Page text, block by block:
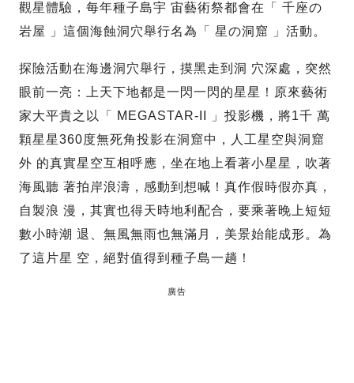
觀星體驗，每年種子島宇 宙藝術祭都會在「 千座の
岩屋 」這個海蝕洞穴舉行名為「 星の洞窟 」活動。
探險活動在海邊洞穴舉行，摸黑走到洞 穴深處，突然
眼前一亮：上天下地都是一閃一閃的星星！原來藝術
家大平貴之以「 MEGASTAR-II 」投影機，將1千 萬
顆星星360度無死角投影在洞窟中，人工星空與洞窟
外 的真實星空互相呼應，坐在地上看著小星星，吹著
海風聽 著拍岸浪濤，感動到想喊！真作假時假亦真，
自製浪 漫，其實也得天時地利配合，要乘著晚上短短
數小時潮 退、無風無雨也無滿月，美景始能成形。為
了這片星 空，絕對值得到種子島一趟！
廣告